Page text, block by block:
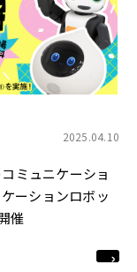
2025.04.10
ミュニケーショ
ーションロボッ
催